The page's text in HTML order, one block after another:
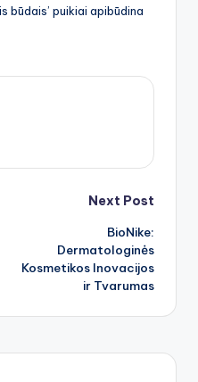
būdais’ puikiai apibūdina
Next Post
BioNike:
Dermatologinės
Kosmetikos Inovacijos
ir Tvarumas